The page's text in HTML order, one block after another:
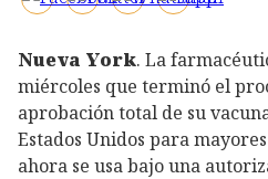
Nueva York. La
miércoles que terminó el
aprobación total de su
Estados Unidos para
ahora se usa bajo una